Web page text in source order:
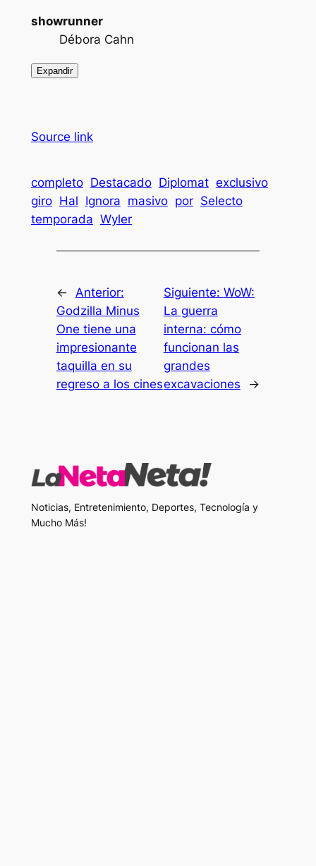
showrunner
Débora Cahn
Expandir
Source link
completo Destacado Diplomat exclusivo
giro Hal Ignora masivo por Selecto
temporada Wyler
←
Anterior:
Godzilla Minus
One tiene una
impresionante
taquilla en su
regreso a los cines
Siguiente: WoW:
La guerra
interna: cómo
funcionan las
grandes
excavaciones
→
Noticias, Entretenimiento, Deportes, Tecnología y
Mucho Más!